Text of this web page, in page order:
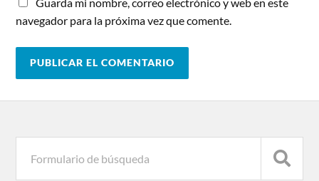
Guarda mi nombre, correo electrónico y web en este
navegador para la próxima vez que comente.